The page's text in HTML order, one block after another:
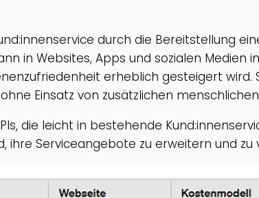
durch die Bereitstellung
in Websites, Apps und sozialen
erheblich gesteigert
Einsatz von zusätzlichen
die leicht in bestehende
ihre Serviceangebote zu erweitern und zu